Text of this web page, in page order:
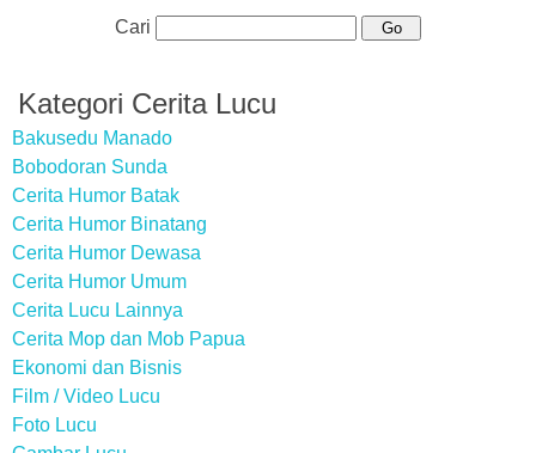
Cari
Kategori Cerita Lucu
Bakusedu Manado
Bobodoran Sunda
Cerita Humor Batak
Cerita Humor Binatang
Cerita Humor Dewasa
Cerita Humor Umum
Cerita Lucu Lainnya
Cerita Mop dan Mob Papua
Ekonomi dan Bisnis
Film / Video Lucu
Foto Lucu